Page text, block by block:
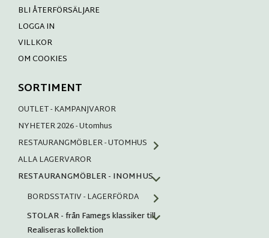
BLI ÅTERFÖRSÄLJARE
LOGGA IN
VILLKOR
OM COOKIES
SORTIMENT
OUTLET - KAMPANJVAROR
NYHETER 2026 - Utomhus
RESTAURANGMÖBLER - UTOMHUS
ALLA LAGERVAROR
RESTAURANGMÖBLER - INOMHUS
BORDSSTATIV - LAGERFÖRDA
STOLAR - från Famegs klassiker till
Realiseras kollektion